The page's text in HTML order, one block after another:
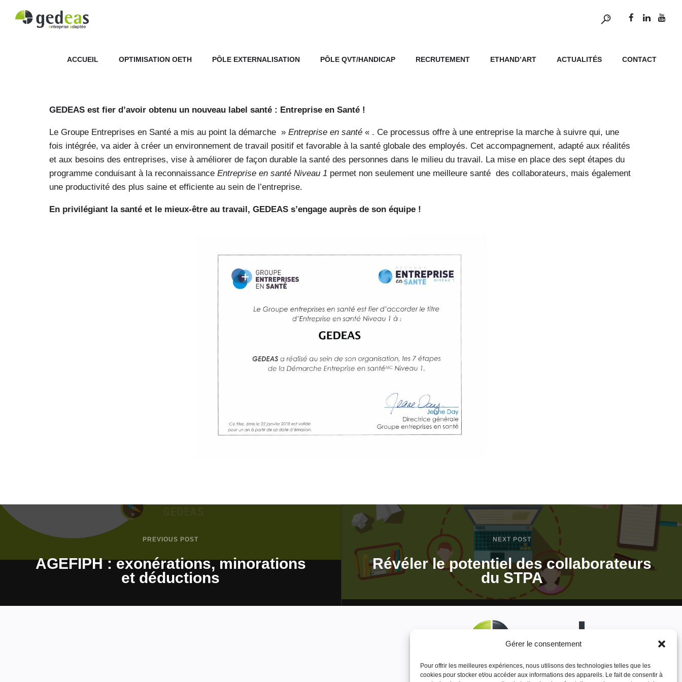
Gérer le consentement
Pour offrir les meilleures expériences, nous utilisons des technologies telles que les
cookies pour stocker et/ou accéder aux informations des appareils. Le fait de consentir à
ACCUEIL OPTIMISATION OETH PÔLE EXTERNALISATION PÔLE QVT/HANDICAP RECRUTEMENT ETHAND’ART ACTUALITÉS CONTACT
GEDEAS est fier d’avoir obtenu un nouveau label santé : Entreprise en Santé !
Le Groupe Entreprises en Santé a mis au point la démarche » Entreprise en santé « . Ce processus offre à une entreprise la marche à suivre qui, une
fois intégrée, va aider à créer un environnement de travail positif et favorable à la santé globale des employés. Cet accompagnement, adapté aux réalités
et aux besoins des entreprises, vise à améliorer de façon durable la santé des personnes dans le milieu du travail. La mise en place des sept étapes du
programme conduisant à la reconnaissance Entreprise en santé Niveau 1 permet non seulement une meilleure santé des collaborateurs, mais également
une productivité des plus saine et efficiente au sein de l’entreprise.
En privilégiant la santé et le mieux-être au travail, GEDEAS s’engage auprès de son équipe !
PREVIOUS POST
AGEFIPH : exonérations, minorations
et déductions
NEXT POST
Révéler le potentiel des collaborateurs
du STPA